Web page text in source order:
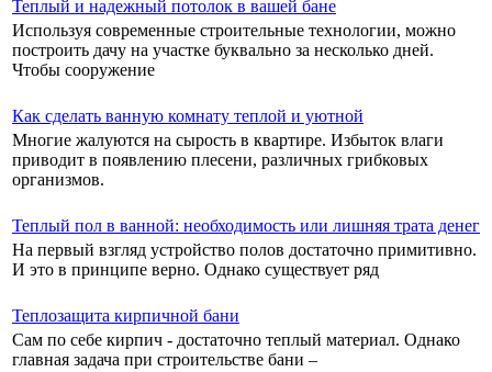
Теплый и надежный потолок в вашей бане
Используя современные строительные технологии, можно
построить дачу на участке буквально за несколько дней.
Чтобы сооружение
Как сделать ванную комнату теплой и уютной
Многие жалуются на сырость в квартире. Избыток влаги
приводит в появлению плесени, различных грибковых
организмов.
Теплый пол в ванной: необходимость или лишняя трата денег
На первый взгляд устройство полов достаточно примитивно.
И это в принципе верно. Однако существует ряд
Теплозащита кирпичной бани
Сам по себе кирпич - достаточно теплый материал. Однако
главная задача при строительстве бани –